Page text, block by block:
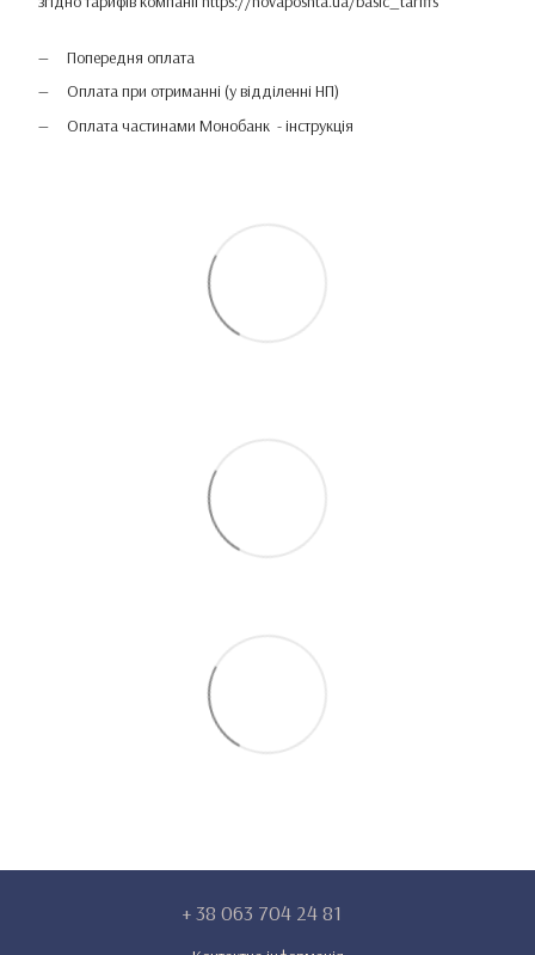
Попередня оплата
Оплата при отриманні (у відділенні НП)
Оплата частинами Монобанк - інструкція
+ 38 063 704 24 81